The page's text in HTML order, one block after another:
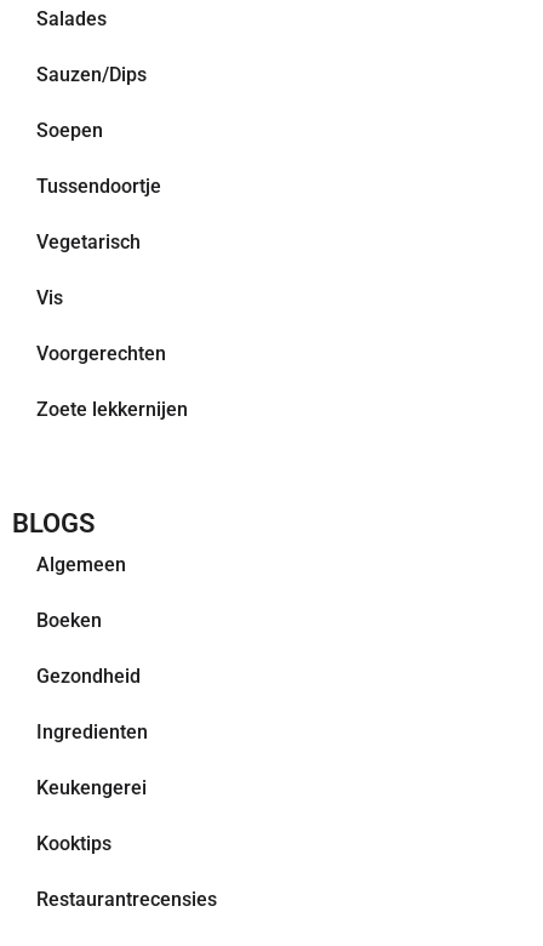
Salades
Sauzen/Dips
Soepen
Tussendoortje
Vegetarisch
Vis
Voorgerechten
Zoete lekkernijen
BLOGS
Algemeen
Boeken
Gezondheid
Ingredienten
Keukengerei
Kooktips
Restaurantrecensies